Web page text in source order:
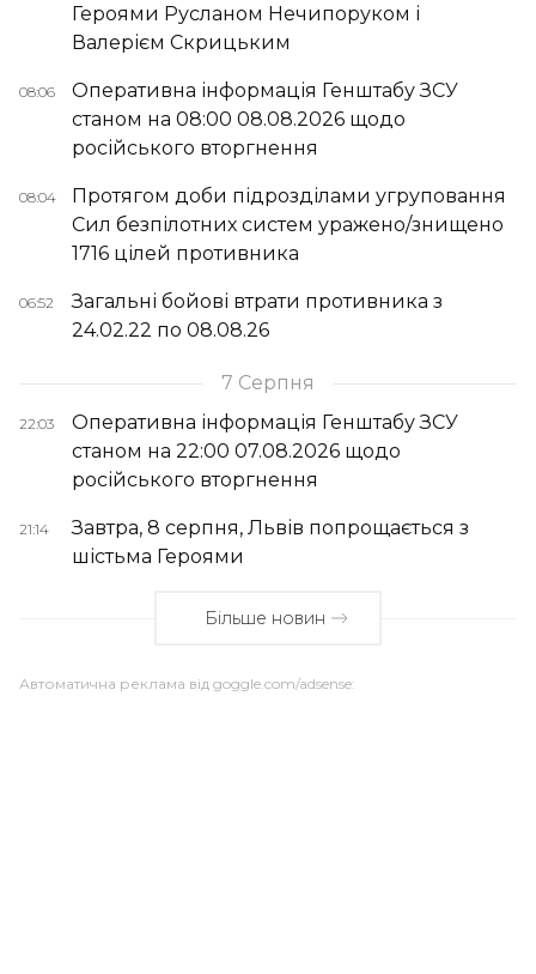
Героями Русланом Нечипоруком і
Валерієм Скрицьким
08:06
Оперативна інформація Генштабу ЗСУ
станом на 08:00 08.08.2026 щодо
російського вторгнення
08:04
Протягом доби підрозділами угруповання
Сил безпілотних систем уражено/знищено
1716 цілей противника
06:52
Загальні бойові втрати противника з
24.02.22 по 08.08.26
7 Серпня
22:03
Оперативна інформація Генштабу ЗСУ
станом на 22:00 07.08.2026 щодо
російського вторгнення
21:14
Завтра, 8 серпня, Львів попрощається з
шістьма Героями
Більше новин
Автоматична реклама від goggle.com/adsense: